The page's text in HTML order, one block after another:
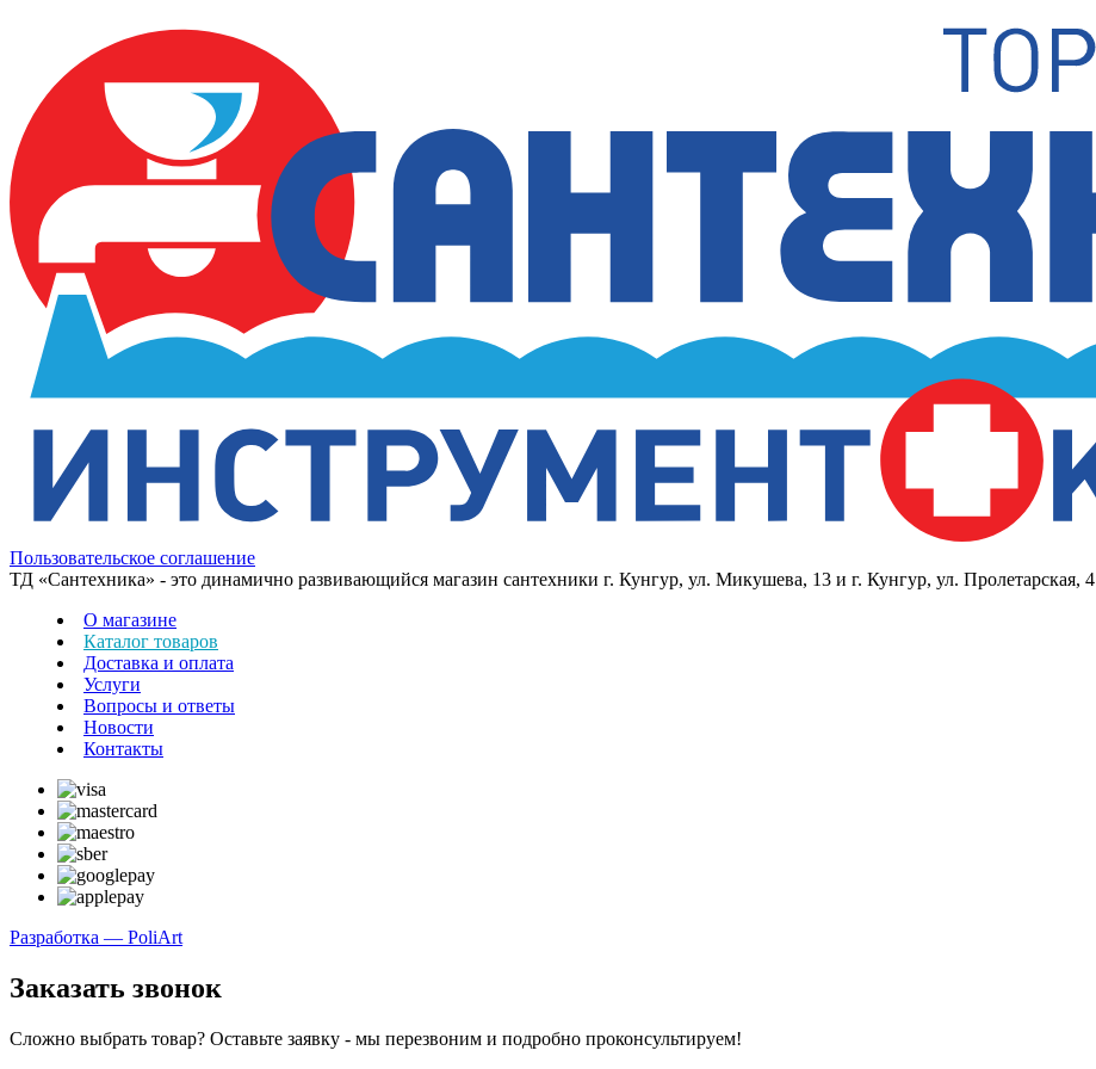
Пользовательское соглашение
ТД «Сантехника» - это динамично развивающийся магазин сантехники г. Кунгур, ул. Микушева, 13 и г. Кунгур, ул. Пролетарская, 4
О магазине
Каталог товаров
Доставка и оплата
Услуги
Вопросы и ответы
Новости
Контакты
Разработка — PoliArt
Заказать звонок
Сложно выбрать товар? Оставьте заявку - мы перезвоним и подробно проконсультируем!